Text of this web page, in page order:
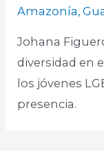
Amazonía,
Johana
diversidad en
los jóvenes
presencia.